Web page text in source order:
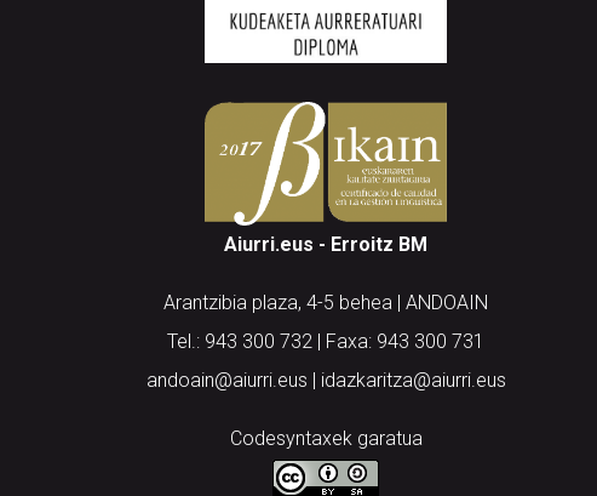
Aiurri.eus - Erroitz BM
Arantzibia plaza, 4-5 behea | ANDOAIN
Tel.: 943 300 732 | Faxa: 943 300 731
andoain@aiurri.eus | idazkaritza@aiurri.eus
Codesyntaxek garatua